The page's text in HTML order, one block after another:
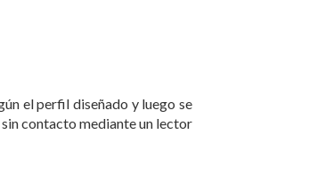
el perfil diseñado y luego se
contacto mediante un lector